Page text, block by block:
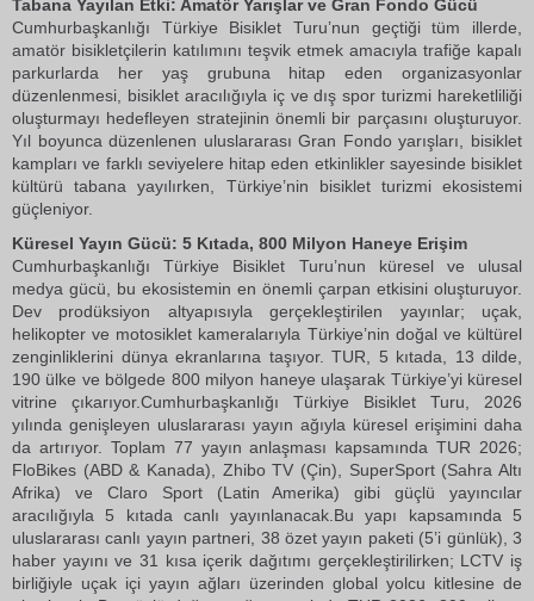
Tabana Yayılan Etki: Amatör Yarışlar ve Gran Fondo Gücü
Cumhurbaşkanlığı Türkiye Bisiklet Turu’nun geçtiği tüm illerde,
amatör bisikletçilerin katılımını teşvik etmek amacıyla trafiğe kapalı
parkurlarda her yaş grubuna hitap eden organizasyonlar
düzenlenmesi, bisiklet aracılığıyla iç ve dış spor turizmi hareketliliği
oluşturmayı hedefleyen stratejinin önemli bir parçasını oluşturuyor.
Yıl boyunca düzenlenen uluslararası Gran Fondo yarışları, bisiklet
kampları ve farklı seviyelere hitap eden etkinlikler sayesinde bisiklet
kültürü tabana yayılırken, Türkiye’nin bisiklet turizmi ekosistemi
güçleniyor.
Küresel Yayın Gücü: 5 Kıtada, 800 Milyon Haneye Erişim
Cumhurbaşkanlığı Türkiye Bisiklet Turu’nun küresel ve ulusal
medya gücü, bu ekosistemin en önemli çarpan etkisini oluşturuyor.
Dev prodüksiyon altyapısıyla gerçekleştirilen yayınlar; uçak,
helikopter ve motosiklet kameralarıyla Türkiye’nin doğal ve kültürel
zenginliklerini dünya ekranlarına taşıyor. TUR, 5 kıtada, 13 dilde,
190 ülke ve bölgede 800 milyon haneye ulaşarak Türkiye’yi küresel
vitrine çıkarıyor.Cumhurbaşkanlığı Türkiye Bisiklet Turu, 2026
yılında genişleyen uluslararası yayın ağıyla küresel erişimini daha
da artırıyor. Toplam 77 yayın anlaşması kapsamında TUR 2026;
FloBikes (ABD & Kanada), Zhibo TV (Çin), SuperSport (Sahra Altı
Afrika) ve Claro Sport (Latin Amerika) gibi güçlü yayıncılar
aracılığıyla 5 kıtada canlı yayınlanacak.Bu yapı kapsamında 5
uluslararası canlı yayın partneri, 38 özet yayın paketi (5’i günlük), 3
haber yayını ve 31 kısa içerik dağıtımı gerçekleştirilirken; LCTV iş
birliğiyle uçak içi yayın ağları üzerinden global yolcu kitlesine de